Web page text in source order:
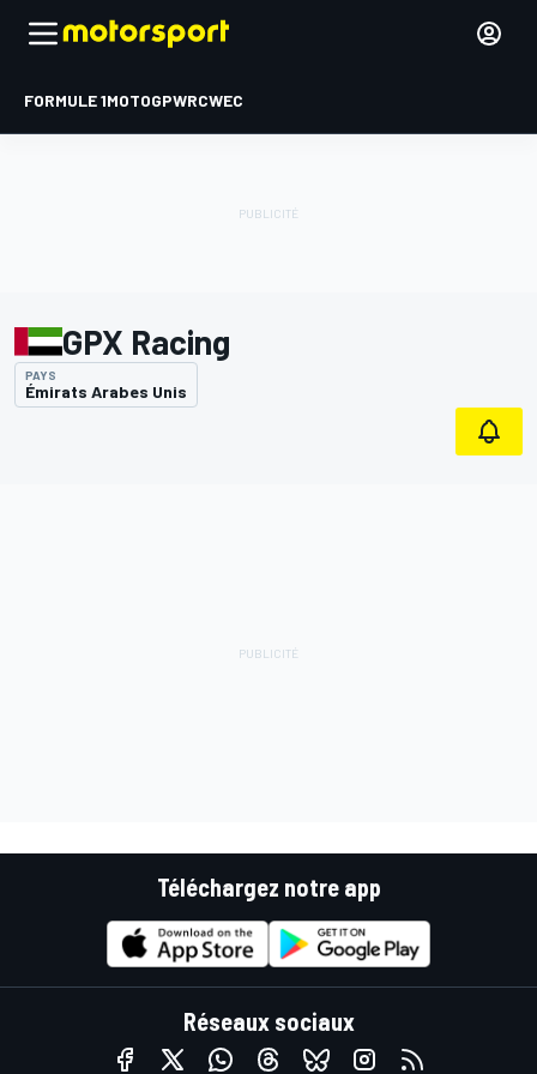
FORMULE 1MOTOGPWRCWEC
GPX Racing
PAYS
Émirats Arabes Unis
Téléchargez notre app
Réseaux sociaux